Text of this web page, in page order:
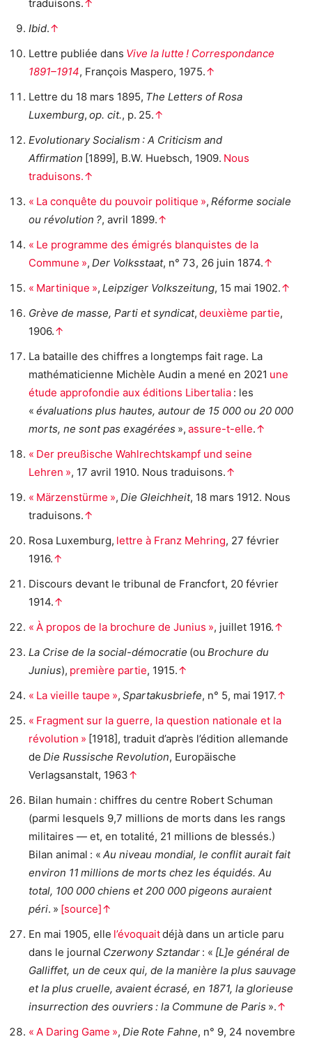
traduisons.↑
Ibid.↑
Lettre publiée dans Vive la lutte ! Correspondance
1891–1914, François Maspero, 1975.↑
Lettre du 18 mars 1895, The Letters of Rosa
Luxemburg, op. cit., p. 25.↑
Evolutionary Socialism : A Criticism and
Affirmation [1899], B.W. Huebsch, 1909. Nous
traduisons.↑
« La conquête du pouvoir politique », Réforme sociale
ou révolution ?, avril 1899.↑
« Le programme des émigrés blanquistes de la
Commune », Der Volksstaat, n° 73, 26 juin 1874.↑
« Martinique », Leipziger Volkszeitung, 15 mai 1902.↑
Grève de masse, Parti et syndicat, deuxième partie,
1906.↑
La bataille des chiffres a longtemps fait rage. La
mathématicienne Michèle Audin a mené en 2021 une
étude approfondie aux éditions Libertalia : les
« évaluations plus hautes, autour de 15 000 ou 20 000
morts, ne sont pas exagérées », assure-t-elle.↑
« Der preußische Wahlrechtskampf und seine
Lehren », 17 avril 1910. Nous traduisons.↑
« Märzenstürme », Die Gleichheit, 18 mars 1912. Nous
traduisons.↑
Rosa Luxemburg, lettre à Franz Mehring, 27 février
1916.↑
Discours devant le tribunal de Francfort, 20 février
1914.↑
« À propos de la brochure de Junius », juillet 1916.↑
La Crise de la social-démocratie (ou Brochure du
Junius), première partie, 1915.↑
« La vieille taupe », Spartakusbriefe, n° 5, mai 1917.↑
« Fragment sur la guerre, la question nationale et la
révolution » [1918], traduit d’après l’édition allemande
de Die Russische Revolution, Europäische
Verlagsanstalt, 1963↑
Bilan humain : chiffres du centre Robert Schuman
(parmi lesquels 9,7 millions de morts dans les rangs
militaires — et, en totalité, 21 millions de blessés.)
Bilan animal : « Au niveau mondial, le conflit aurait fait
environ 11 millions de morts chez les équidés. Au
total, 100 000 chiens et 200 000 pigeons auraient
péri. » [source]↑
En mai 1905, elle l’évoquaitdéjà dans un article paru
dans le journal Czerwony Sztandar : « [L]e général de
Galliffet, un de ceux qui, de la manière la plus sauvage
et la plus cruelle, avaient écrasé, en 1871, la glorieuse
insurrection des ouvriers : la Commune de Paris ».↑
« A Daring Game », Die Rote Fahne, n° 9, 24 novembre